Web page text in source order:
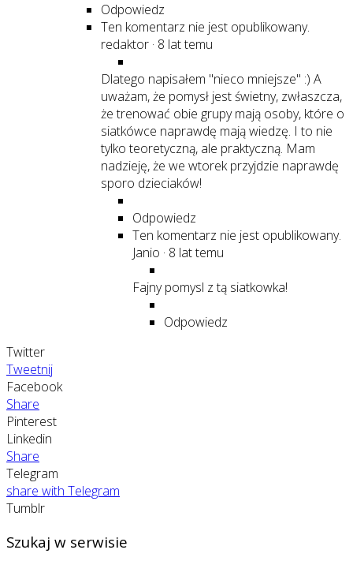
Odpowiedz
Ten komentarz nie jest opublikowany.
redaktor · 8 lat temu
Dlatego napisałem "nieco mniejsze" :) A
uważam, że pomysł jest świetny, zwłaszcza,
że trenować obie grupy mają osoby, które o
siatkówce naprawdę mają wiedzę. I to nie
tylko teoretyczną, ale praktyczną. Mam
nadzieję, że we wtorek przyjdzie naprawdę
sporo dzieciaków!
Odpowiedz
Ten komentarz nie jest opublikowany.
Janio · 8 lat temu
Fajny pomysl z tą siatkowka!
Odpowiedz
Twitter
Tweetnij
Facebook
Share
Pinterest
Linkedin
Share
Telegram
share with Telegram
Tumblr
Szukaj w serwisie